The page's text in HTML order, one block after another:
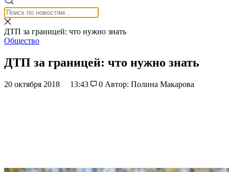
ДТП за границей: что нужно знать
Общество
ДТП за границей: что нужно знать
20 октября 2018 13:43 0 Автор: Полина Макарова